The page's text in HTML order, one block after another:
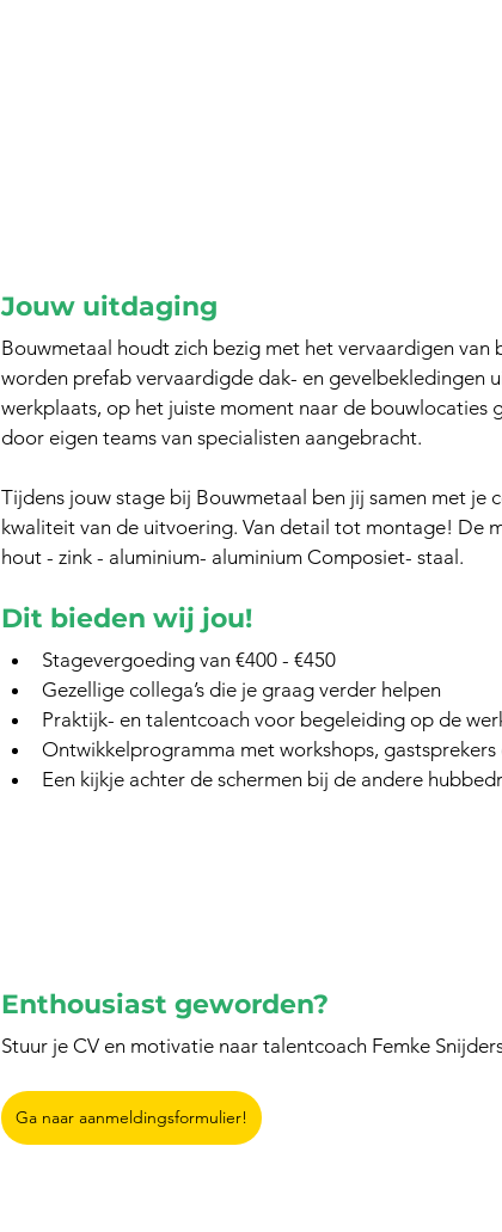
Jouw uitdaging
Bouwmetaal houdt zich bezig met het vervaardigen van
worden prefab vervaardigde dak- en gevelbekledingen
werkplaats, op het juiste moment naar de bouwlocaties
door eigen teams van specialisten aangebracht.
Tijdens jouw stage bij Bouwmetaal ben jij samen met
kwaliteit van de uitvoering. Van detail tot montage! De
hout - zink - aluminium- aluminium Composiet- staal.
Dit bieden wij jou!
Stagevergoeding van €400 - €450
Gezellige collega’s die je graag verder helpen
Praktijk- en talentcoach voor begeleiding op de
Ontwikkelprogramma met workshops,
Een kijkje achter de schermen bij de andere
Enthousiast geworden?
Stuur je CV en motivatie naar talentcoach Femke
Ga naar aanmeldingsformulier!